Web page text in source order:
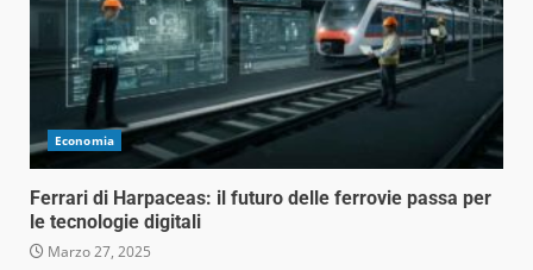
Economia
Ferrari di Harpaceas: il futuro delle ferrovie passa per
le tecnologie digitali
Marzo 27, 2025